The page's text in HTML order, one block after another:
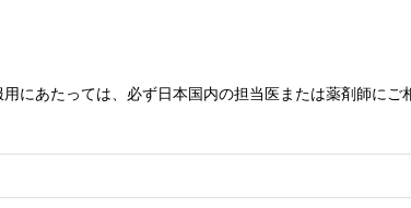
にあたっては、必ず日本国内の担当医または薬剤師に